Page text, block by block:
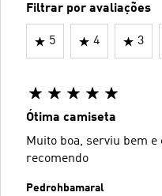
Filtrar por avaliações
5 4 3
Ótima camiseta
Muito boa, serviu bem e
recomendo
Pedrohbamaral